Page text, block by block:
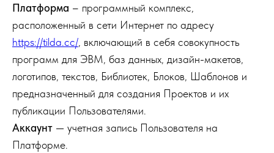
Платформа – программный комплекс,
расположенный в сети Интернет по адресу
https://tilda.cc/, включающий в себя совокупность
программ для ЭВМ, баз данных, дизайн-макетов,
логотипов, текстов, Библиотек, Блоков, Шаблонов и
предназначенный для создания Проектов и их
публикации Пользователями.
Аккаунт — учетная запись Пользователя на
Платформе.